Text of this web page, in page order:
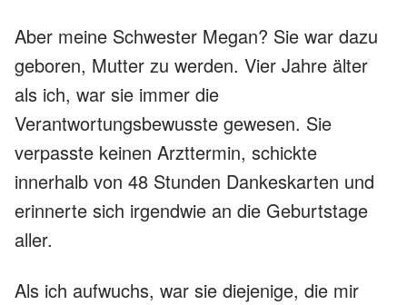
Aber meine Schwester Megan? Sie war dazu
geboren, Mutter zu werden. Vier Jahre älter
als ich, war sie immer die
Verantwortungsbewusste gewesen. Sie
verpasste keinen Arzttermin, schickte
innerhalb von 48 Stunden Dankeskarten und
erinnerte sich irgendwie an die Geburtstage
aller.
Als ich aufwuchs, war sie diejenige, die mir